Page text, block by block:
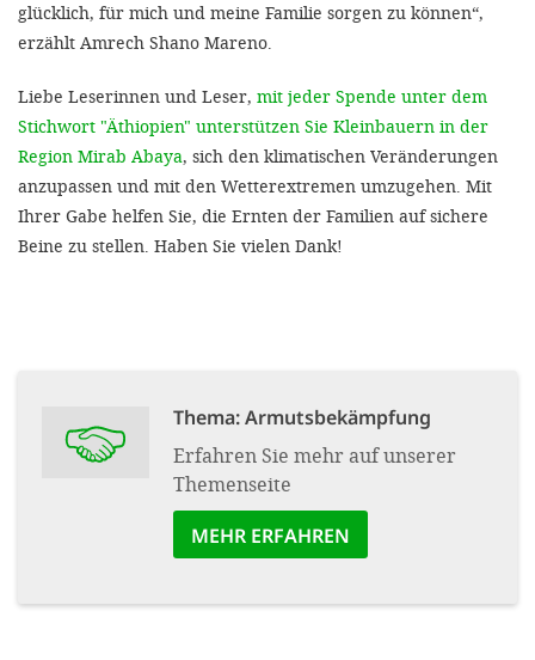
glücklich, für mich und meine Familie sorgen zu können“,
erzählt Amrech Shano Mareno.
Liebe Leserinnen und Leser, mit jeder Spende unter dem
Stichwort "Äthiopien" unterstützen Sie Kleinbauern in der
Region Mirab Abaya, sich den klimatischen Veränderungen
anzupassen und mit den Wetterextremen umzugehen. Mit
Ihrer Gabe helfen Sie, die Ernten der Familien auf sichere
Beine zu stellen. Haben Sie vielen Dank!
Thema: Armuts­bekämpfung
Erfahren Sie mehr auf unserer
Themenseite
MEHR ERFAHREN